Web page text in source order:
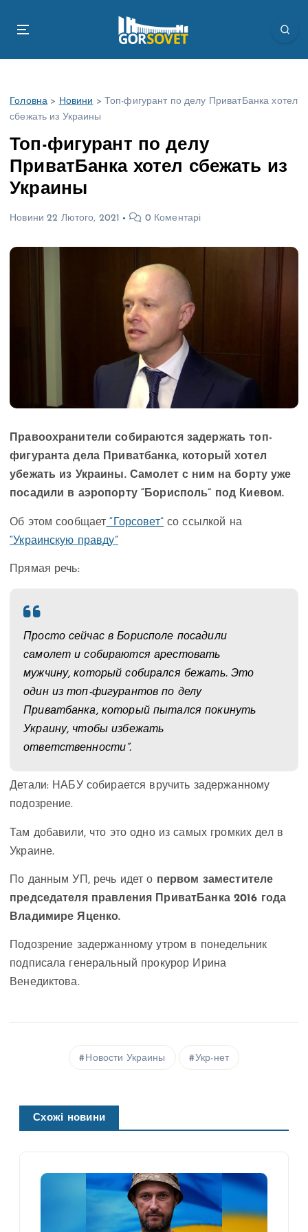
Головна > Новини >
Топ-фигурант по делу ПриватБанка хотел
сбежать из Украины
Топ-фигурант по делу
ПриватБанка хотел сбежать из
Украины
Новини 22 Лютого, 2021 0 Коментарі
Правоохранители собираются задержать топ-
фигуранта дела Приватбанка, который хотел
убежать из Украины. Самолет с ним на борту уже
посадили в аэропорту “Борисполь” под Киевом.
Об этом сообщает “Горсовет”со ссылкой на
“Украинскую правду”
Прямая речь:
Просто сейчас в Борисполе посадили
самолет и собираются арестовать
мужчину, который собирался бежать. Это
один из топ-фигурантов по делу
Приватбанка, который пытался покинуть
Украину, чтобы избежать
ответственности”.
Детали: НАБУ собирается вручить задержанному
подозрение.
Там добавили, что это одно из самых громких дел в
Украине.
По данным УП, речь идет о первом заместителе
председателя правления ПриватБанка 2016 года
Владимире Яценко.
Подозрение задержанному утром в понедельник
подписала генеральный прокурор Ирина
Венедиктова.
Новости Украины Укр-нет
Схожі новини